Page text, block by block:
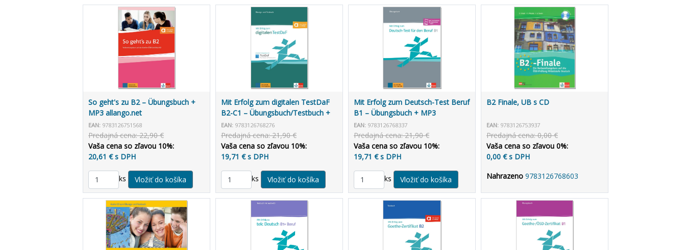
So geht's zu B2 – Übungsbuch +
MP3 allango.net
EAN: 9783126751568
Predajná cena: 22,90 €
Vaša cena so zľavou 10%:
20,61 € s DPH
ks
Mit Erfolg zum digitalen TestDaF
B2-C1 – Übungsbuch/Testbuch +
2Audio CD
EAN: 9783126768276
Predajná cena: 21,90 €
Vaša cena so zľavou 10%:
19,71 € s DPH
ks
Mit Erfolg zum Deutsch-Test Beruf
B1 – Übungsbuch + MP3
allango.net
EAN: 9783126768337
Predajná cena: 21,90 €
Vaša cena so zľavou 10%:
19,71 € s DPH
ks
B2 Finale, UB s CD
EAN: 9783126753937
Predajná cena: 0,00 €
Vaša cena so zľavou 0%:
0,00 € s DPH
Nahrazeno 9783126768603